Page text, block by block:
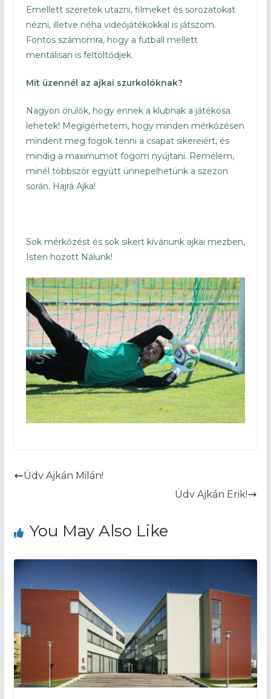
Emellett szeretek utazni, filmeket és sorozatokat
nézni, illetve néha videójátékokkal is játszom.
Fontos számomra, hogy a futball mellett
mentálisan is feltöltődjek.
Mit üzennél az ajkai szurkolóknak?
Nagyon örülök, hogy ennek a klubnak a játékosa
lehetek! Megígérhetem, hogy minden mérkőzésen
mindent meg fogok tenni a csapat sikereiért, és
mindig a maximumot fogom nyújtani. Remélem,
minél többször együtt ünnepelhetünk a szezon
során. Hajrá Ajka!
Sok mérkőzést és sok sikert kívánunk ajkai mezben,
Isten hozott Nálunk!
Üdv Ajkán Milán!
Üdv Ajkán Erik!
You May Also Like